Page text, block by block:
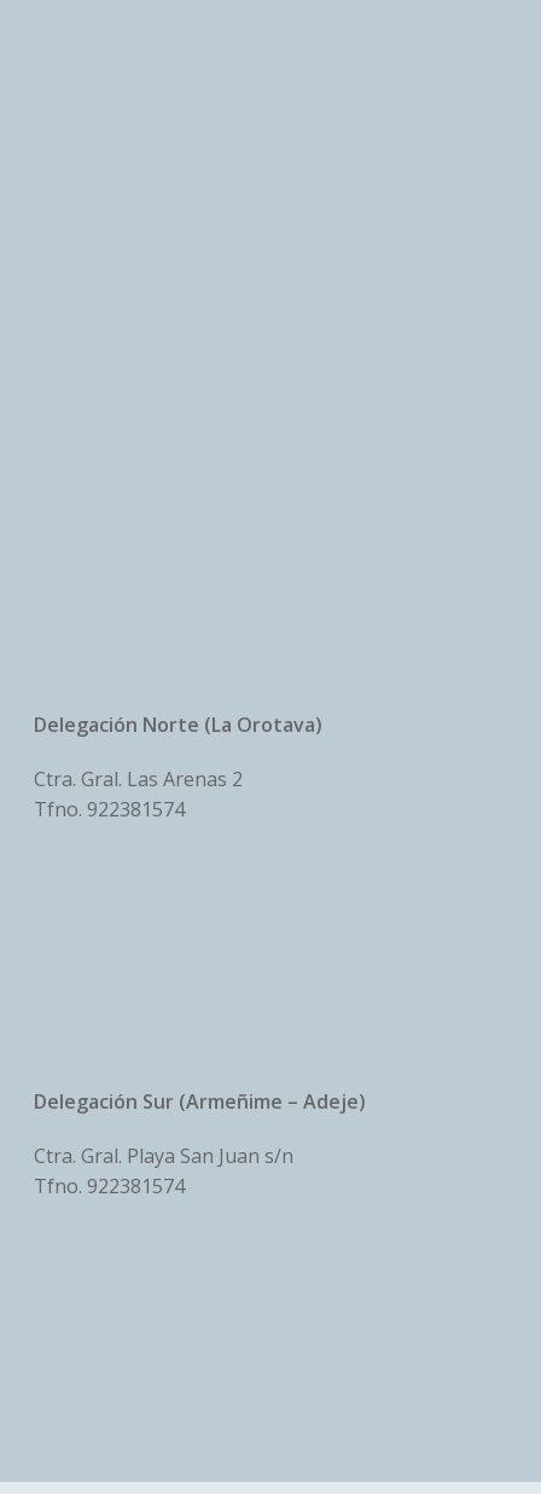
Delegación Norte (La Orotava)
Ctra. Gral. Las Arenas 2
Tfno. 922381574
Delegación Sur (Armeñime – Adeje)
Ctra. Gral. Playa San Juan s/n
Tfno. 922381574